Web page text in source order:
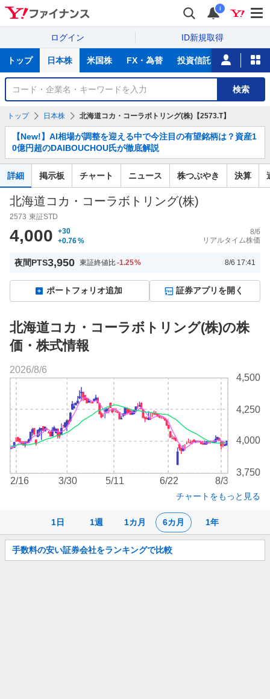
i
ログイン ID新規取得
サ
トップ 日本株 米国株 FX・為替 投資信託 ニュース
銘
検
検索
トップ 日本株 北海道コカ・コーラボトリング(株)【2573.T】
知
ら
せ
【New!】AI相場が調整を迎える中で今注目の有望銘柄は？資産1
0億円超のDAIBOUCHOU氏が徹底解説
詳細 掲示板 チャート ニュース 株つぶやき 決算
北海道コカ・コーラボトリング(株)
2573 東証STD
4,000
+30
+0.76%
8/6
リアルタイム株価
夜間PTS3,950 東証終値比-1.25% 8/6 17:41
ポートフォリオ追加 証券アプリを開く
北海道コカ・コーラボトリング(株)の株
価・株式情報
1日 1週 1カ月 6カ月 1年
3,750
4,000
4,250
4,500
2/16 3/30 5/11 6/22 8/3
2026/8/6
チャートをもっと見る
お
知
手数料の安い証券会社をランキングで比較